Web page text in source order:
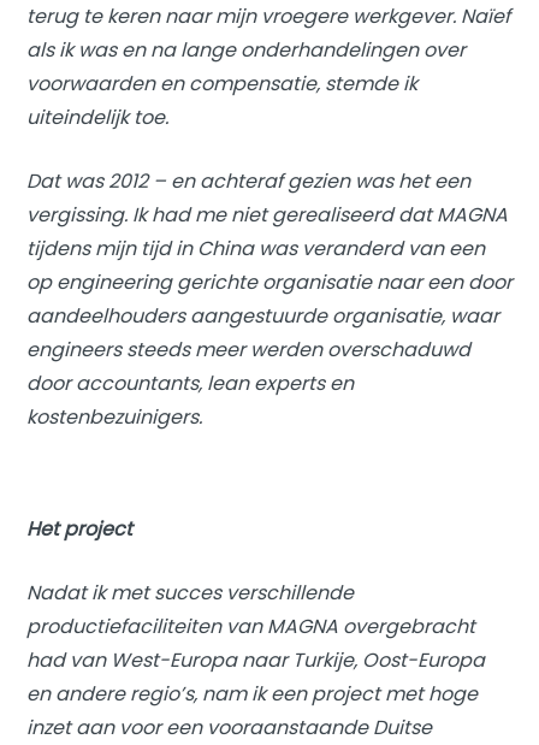
terug te keren naar mijn vroegere werkgever. Naïef
als ik was en na lange onderhandelingen over
voorwaarden en compensatie, stemde ik
uiteindelijk toe.
Dat was 2012 – en achteraf gezien was het een
vergissing. Ik had me niet gerealiseerd dat MAGNA
tijdens mijn tijd in China was veranderd van een
op engineering gerichte organisatie naar een door
aandeelhouders aangestuurde organisatie, waar
engineers steeds meer werden overschaduwd
door accountants, lean experts en
kostenbezuinigers.
Het project
Nadat ik met succes verschillende
productiefaciliteiten van MAGNA overgebracht
had van West-Europa naar Turkije, Oost-Europa
en andere regio’s, nam ik een project met hoge
inzet aan voor een vooraanstaande Duitse